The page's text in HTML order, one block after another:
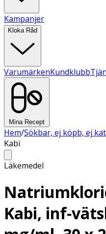
Kampanjer
Kloka Råd
VarumärkenKundklubb
Mina Recept
Hem/Sökbar, ej köpb, ej kat
Kabi
Läkemedel
Kabi, inf-